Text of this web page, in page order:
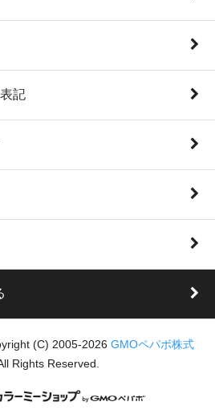
記
(C) 2005-2026 GMOペパボ株式
Rights Reserved.